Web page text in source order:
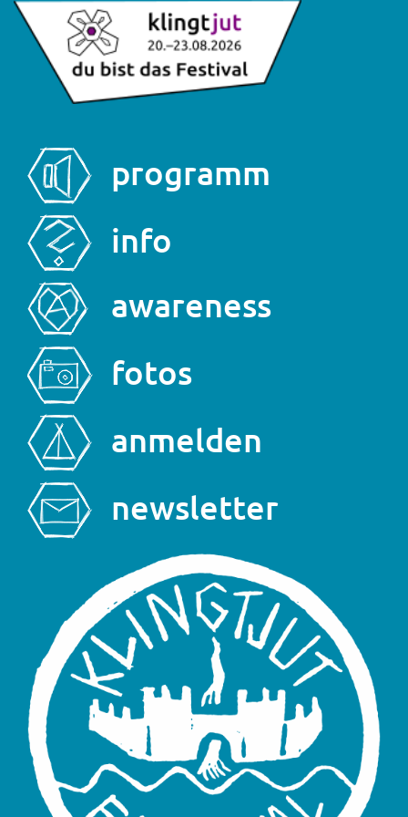
Direkt
zum
Inhalt
programm
info
awareness
fotos
anmelden
newsletter